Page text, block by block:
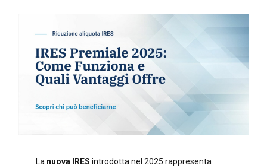
La nuova IRES introdotta nel 2025 rappresenta